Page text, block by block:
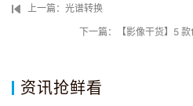
上一篇：光谱转换
下一篇：【影像干货】5
资讯抢鲜看